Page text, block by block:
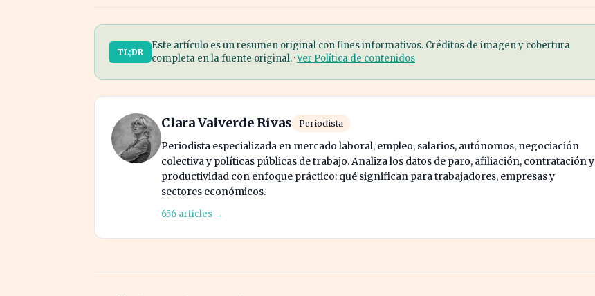
TL;DR
Este artículo es un resumen original con fines informativos. Créditos de imagen y cobertura
completa en la fuente original. ·Ver Política de contenidos
Clara Valverde Rivas Periodista
Periodista especializada en mercado laboral, empleo, salarios, autónomos, negociación
colectiva y políticas públicas de trabajo. Analiza los datos de paro, afiliación, contratación y
productividad con enfoque práctico: qué significan para trabajadores, empresas y
sectores económicos.
656 articles →